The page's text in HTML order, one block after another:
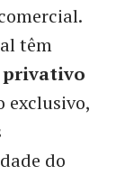
têm
exclusivo,
do